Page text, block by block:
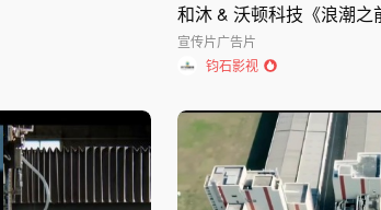
和沐 & 沃顿科技《浪潮之
宣传片广告片
钧石影视